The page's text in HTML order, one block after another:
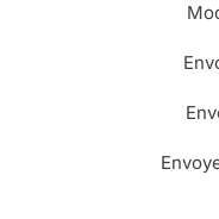
Le 01/06/
Le 03/02/